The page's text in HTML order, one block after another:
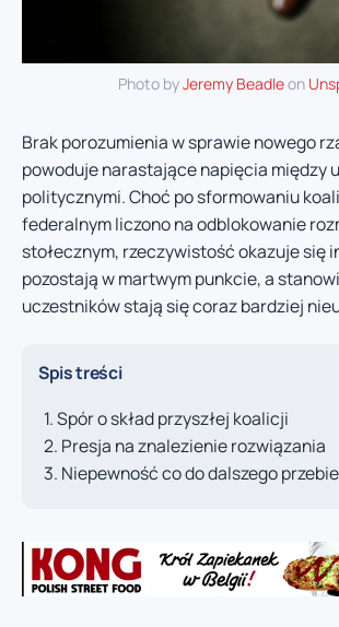
Photo byJeremy Beadleon
Brak porozumienia w sprawie nowego
powoduje narastające napięcia między
politycznymi. Choć po sformowaniu
federalnym liczono na odblokowanie
stołecznym, rzeczywistość okazuje się
pozostają w martwym punkcie, a
uczestników stają się coraz bardziej
Spis treści
Spór o skład przyszłej koalicji
Presja na znalezienie rozwiązania
Niepewność co do dalszego